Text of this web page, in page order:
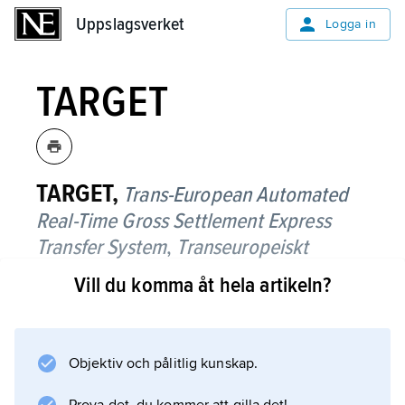
Uppslagsverket Logga in
TARGET
TARGET, Trans-European Automated
Real-Time Gross Settlement Express
Transfer System, Transeuropeiskt
automatiserat system för
bruttoavveckling av expressbetalningar
för överföring av pengar mellan EU-
länderna.
Vill du komma åt hela artikeln?
Objektiv och pålitlig kunskap.